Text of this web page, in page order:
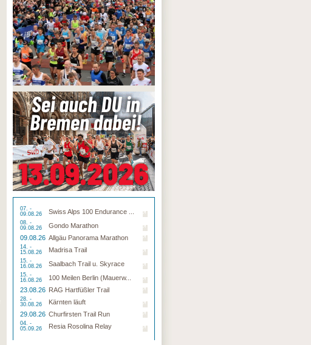
07. -
09.08.26
Swiss Alps 100 Endurance ...
08. -
09.08.26
Gondo Marathon
09.08.26 Allgäu Panorama Marathon
14. -
15.08.26
Madrisa Trail
15. -
16.08.26
Saalbach Trail u. Skyrace
15. -
16.08.26
100 Meilen Berlin (Mauerw...
23.08.26 RAG Hartfüßler Trail
28. -
30.08.26
Kärnten läuft
29.08.26 Churfirsten Trail Run
04. -
05.09.26
Resia Rosolina Relay